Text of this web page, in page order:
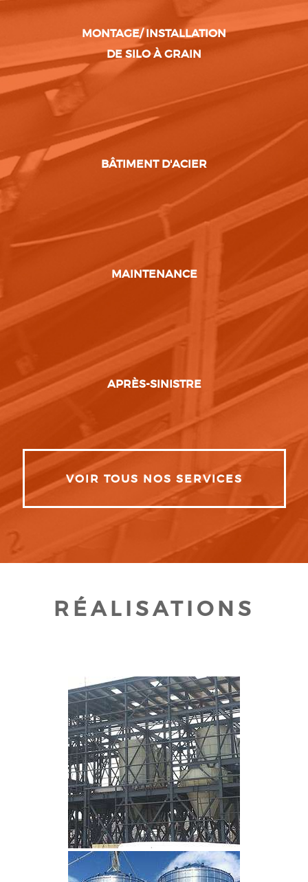
MONTAGE/ INSTALLATION
DE SILO À GRAIN
BÂTIMENT D'ACIER
MAINTENANCE
APRÈS-SINISTRE
VOIR TOUS NOS SERVICES
RÉALISATIONS
CLIQUEZ POUR AGRANDIR